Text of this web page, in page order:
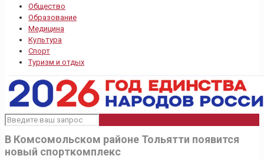
Общество
Образование
Медицина
Культура
Спорт
Туризм и отдых
В Комсомольском районе Тольятти появится
новый спорткомплекс